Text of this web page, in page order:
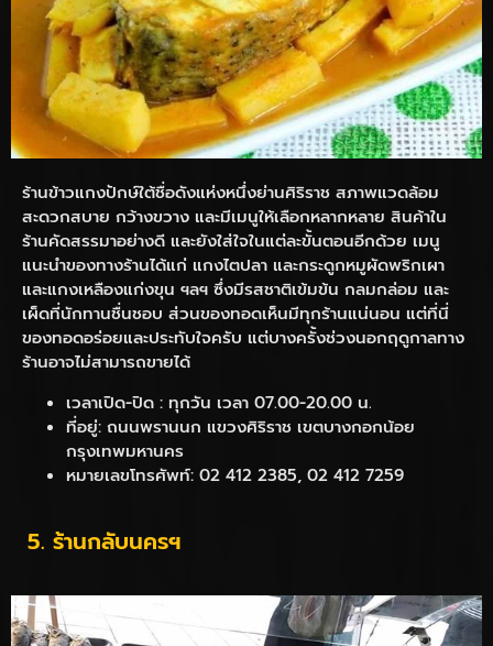
ร้านข้าวแกงปักษ์ใต้ชื่อดังแห่งหนึ่งย่านศิริราช สภาพแวดล้อม
สะดวกสบาย กว้างขวาง และมีเมนูให้เลือกหลากหลาย สินค้าใน
ร้านคัดสรรมาอย่างดี และยังใส่ใจในแต่ละขั้นตอนอีกด้วย เมนู
แนะนำของทางร้านได้แก่ แกงไตปลา และกระดูกหมูผัดพริกเผา
และแกงเหลืองแก่งขุน ฯลฯ ซึ่งมีรสชาติเข้มข้น กลมกล่อม และ
เผ็ดที่นักทานชื่นชอบ ส่วนของทอดเห็นมีทุกร้านแน่นอน แต่ที่นี่
ของทอดอร่อยและประทับใจครับ แต่บางครั้งช่วงนอกฤดูกาลทาง
ร้านอาจไม่สามารถขายได้
เวลาเปิด-ปิด : ทุกวัน เวลา 07.00-20.00 น.
ที่อยู่: ถนนพรานนก แขวงศิริราช เขตบางกอกน้อย
กรุงเทพมหานคร
หมายเลขโทรศัพท์: 02 412 2385, 02 412 7259
5. ร้านกลับนครฯ